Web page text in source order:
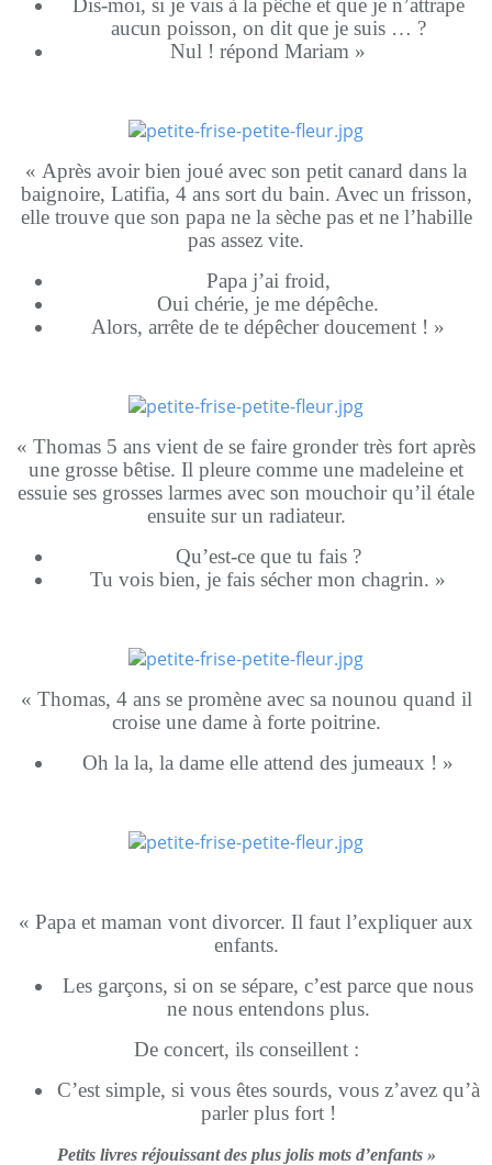
Dis-moi, si je vais à la pêche et que je n’attrape
aucun poisson, on dit que je suis … ?
Nul ! répond Mariam »
« Après avoir bien joué avec son petit canard dans la
baignoire, Latifia, 4 ans sort du bain. Avec un frisson,
elle trouve que son papa ne la sèche pas et ne l’habille
pas assez vite.
Papa j’ai froid,
Oui chérie, je me dépêche.
Alors, arrête de te dépêcher doucement ! »
« Thomas 5 ans vient de se faire gronder très fort après
une grosse bêtise. Il pleure comme une madeleine et
essuie ses grosses larmes avec son mouchoir qu’il étale
ensuite sur un radiateur.
Qu’est-ce que tu fais ?
Tu vois bien, je fais sécher mon chagrin. »
« Thomas, 4 ans se promène avec sa nounou quand il
croise une dame à forte poitrine.
Oh la la, la dame elle attend des jumeaux ! »
« Papa et maman vont divorcer. Il faut l’expliquer aux
enfants.
Les garçons, si on se sépare, c’est parce que nous
ne nous entendons plus.
De concert, ils conseillent :
C’est simple, si vous êtes sourds, vous z’avez qu’à
parler plus fort !
Petits livres réjouissant des plus jolis mots d’enfants »